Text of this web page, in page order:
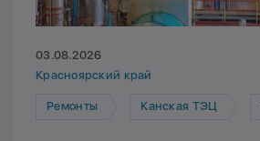
03.08.2026
Красноярский край
Ремонты Канская ТЭЦ